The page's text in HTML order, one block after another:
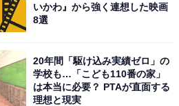
ヘアオイル。シャンプー後の髪
感と指通りを与え、美しく光沢
デス果実油（ともに保湿成分）
いかわ』から強く連想した映画
8選
20年間「駆け込み実績ゼロ」の
学校も…「こども110番の家」
は本当に必要？ PTAが直面する
理想と現実